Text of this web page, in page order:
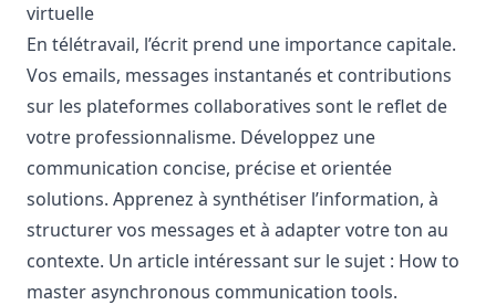
virtuelle
En télétravail, l’écrit prend une importance capitale.
Vos emails, messages instantanés et contributions
sur les plateformes collaboratives sont le reflet de
votre professionnalisme. Développez une
communication concise, précise et orientée
solutions. Apprenez à synthétiser l’information, à
structurer vos messages et à adapter votre ton au
contexte. Un article intéressant sur le sujet : How to
master asynchronous communication tools.